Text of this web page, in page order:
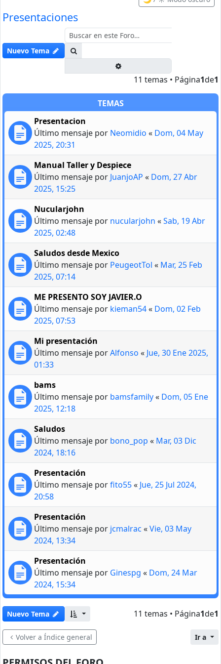
Presentaciones
Nuevo Tema
11 temas • Página1de1
TEMAS
Presentacion
Último mensaje por Neomidio « Dom, 04 May
2025, 20:31
Manual Taller y Despiece
Último mensaje por JuanjoAP « Dom, 27 Abr
2025, 15:25
Nucularjohn
Último mensaje por nucularjohn «Sab, 19 Abr
2025, 02:48
Saludos desde Mexico
Último mensaje por PeugeotTol « Mar, 25 Feb
2025, 07:14
ME PRESENTO SOY JAVIER.O
Último mensaje por kieman54« Dom, 02 Feb
2025, 07:53
Mi presentación
Último mensaje porAlfonso « Jue, 30 Ene 2025,
01:33
bams
Último mensaje por bamsfamily« Dom, 05 Ene
2025, 12:18
Saludos
Último mensaje por bono_pop « Mar, 03 Dic
2024, 18:16
Presentación
Último mensaje porfito55« Jue, 25 Jul 2024,
20:58
Presentación
Último mensaje por jcmalrac «Vie, 03 May
2024, 13:34
Presentación
Último mensaje por Ginespg « Dom, 24 Mar
2024, 15:34
Nuevo Tema 11 temas • Página1de1
Volver a Índice general Ir a